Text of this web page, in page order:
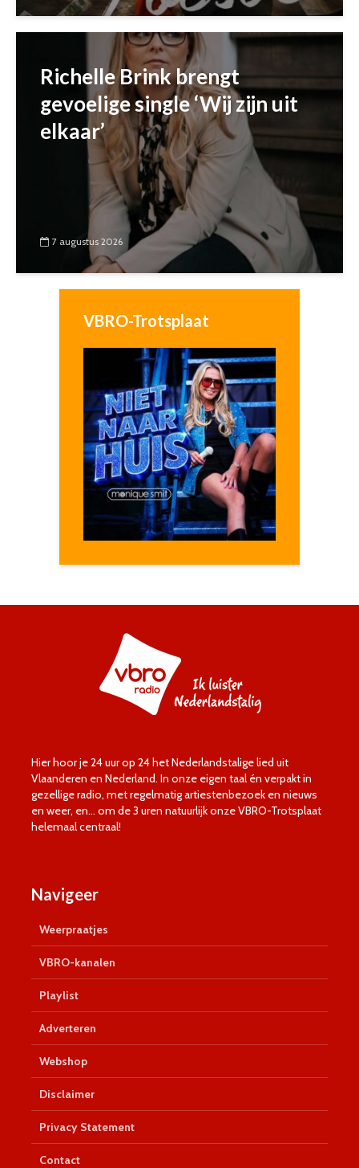
Richelle Brink brengt
gevoelige single ‘Wij zijn uit
elkaar’
7 augustus 2026
VBRO-Trotsplaat
Hier hoor je 24 uur op 24 het Nederlandstalige lied uit
Vlaanderen en Nederland. In onze eigen taal én verpakt in
gezellige radio, met regelmatig artiestenbezoek en nieuws
en weer, en… om de 3 uren natuurlijk onze VBRO-Trotsplaat
helemaal centraal!
Navigeer
Weerpraatjes
VBRO-kanalen
Playlist
Adverteren
Webshop
Disclaimer
Privacy Statement
Contact